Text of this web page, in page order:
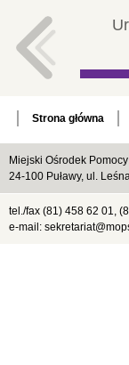
Strona główna
Miejski Ośrodek
24-100 Puławy, ul.
tel./fax (81) 458 62 01,
e-mail: